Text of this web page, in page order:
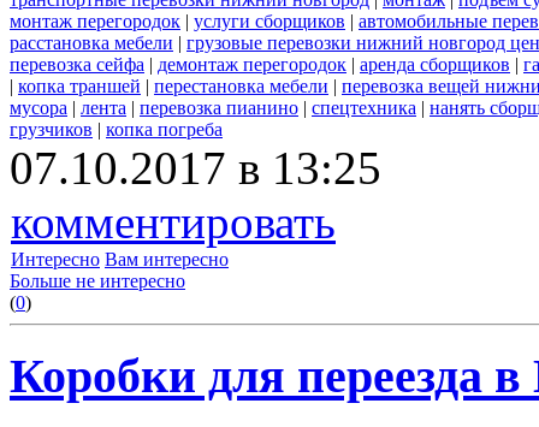
монтаж перегородок | услуги сборщиков | автомобильные
расстановка мебели | грузовые перевозки нижний новгород
перевозка сейфа | демонтаж перегородок | аренда сборщиков |
| копка траншей | перестановка мебели | перевозка вещей
мусора | лента | перевозка пианино | спецтехника | нанять
грузчиков | копка погреба
07.10.2017 в 13:25
комментировать
Интересно Вам интересно
Больше не интересно
(0)
Коробки для переезда